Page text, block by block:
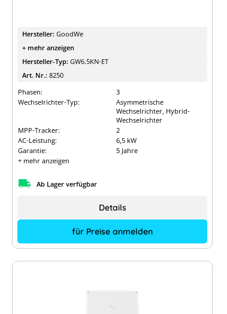
Hersteller: GoodWe
+ mehr anzeigen
Hersteller-Typ: GW6.5KN-ET
Art. Nr.: 8250
Phasen:
3
Wechselrichter-Typ:
Asymmetrische
Wechselrichter, Hybrid-
Wechselrichter
MPP-Tracker:
2
AC-Leistung:
6,5 kW
Garantie:
5 Jahre
+ mehr anzeigen
Ab Lager verfügbar
für Preise anmelden
Details